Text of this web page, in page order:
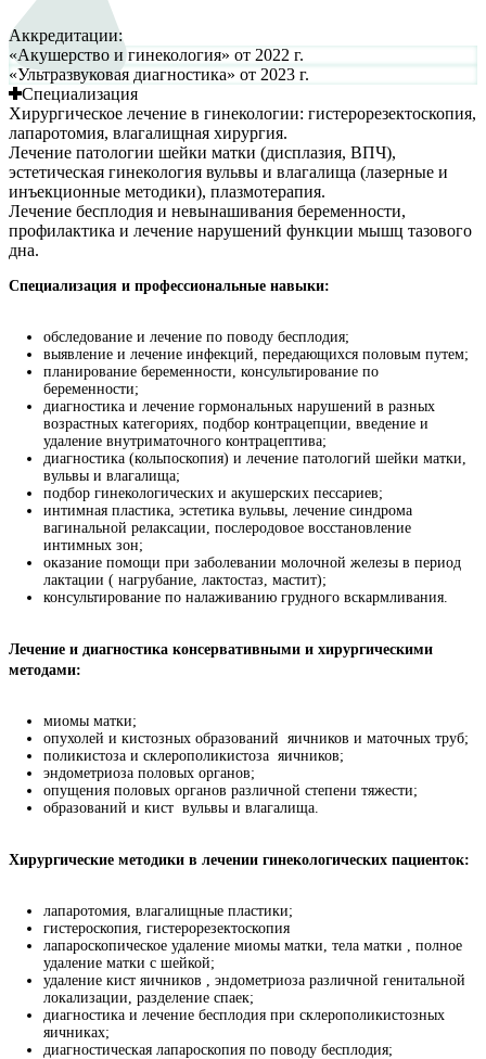
Аккредитации:
«Акушерство и гинекология» от 2022 г.
«Ультразвуковая диагностика» от 2023 г.
Специализация
Хирургическое лечение в гинекологии: гистерорезектоскопия,
лапаротомия, влагалищная хирургия.
Лечение патологии шейки матки (дисплазия, ВПЧ),
эстетическая гинекология вульвы и влагалища (лазерные и
инъекционные методики), плазмотерапия.
Лечение бесплодия и невынашивания беременности,
профилактика и лечение нарушений функции мышц тазового
дна.
Специализация и профессиональные навыки:
обследование и лечение по поводу бесплодия;
выявление и лечение инфекций, передающихся половым путем;
планирование беременности, консультирование по
беременности;
диагностика и лечение гормональных нарушений в разных
возрастных категориях, подбор контрацепции, введение и
удаление внутриматочного контрацептива;
диагностика (кольпоскопия) и лечение патологий шейки матки,
вульвы и влагалища;
подбор гинекологических и акушерских пессариев;
интимная пластика, эстетика вульвы, лечение синдрома
вагинальной релаксации, послеродовое восстановление
интимных зон;
оказание помощи при заболевании молочной железы в период
лактации ( нагрубание, лактостаз, мастит);
консультирование по налаживанию грудного вскармливания.
Лечение и диагностика консервативными и хирургическими
методами:
миомы матки;
опухолей и кистозных образований яичников и маточных труб;
поликистоза и склерополикистоза яичников;
эндометриоза половых органов;
опущения половых органов различной степени тяжести;
образований и кист вульвы и влагалища.
Хирургические методики в лечении гинекологических пациенток:
лапаротомия, влагалищные пластики;
гистероскопия, гистерорезектоскопия
лапароскопическое удаление миомы матки, тела матки , полное
удаление матки с шейкой;
удаление кист яичников , эндометриоза различной генитальной
локализации, разделение спаек;
диагностика и лечение бесплодия при склерополикистозных
яичниках;
диагностическая лапароскопия по поводу бесплодия;